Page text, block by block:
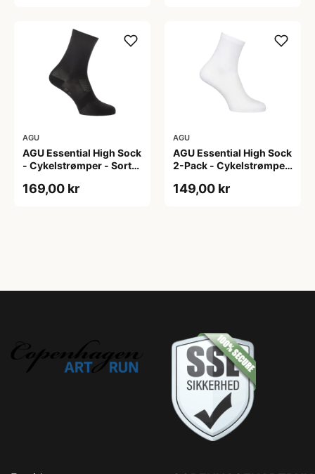
AGU
AGU Essential High Sock
- Cykelstrømper - Sort-
169,00 kr
AGU
AGU Essential High Sock
2-Pack - Cykelstrømper
149,00 kr